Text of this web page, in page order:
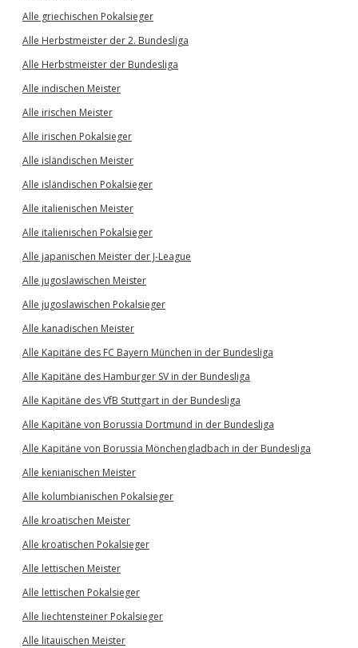
Alle griechischen Pokalsieger
Alle Herbstmeister der 2. Bundesliga
Alle Herbstmeister der Bundesliga
Alle indischen Meister
Alle irischen Meister
Alle irischen Pokalsieger
Alle isländischen Meister
Alle isländischen Pokalsieger
Alle italienischen Meister
Alle italienischen Pokalsieger
Alle japanischen Meister der J-League
Alle jugoslawischen Meister
Alle jugoslawischen Pokalsieger
Alle kanadischen Meister
Alle Kapitäne des FC Bayern München in der Bundesliga
Alle Kapitäne des Hamburger SV in der Bundesliga
Alle Kapitäne des VfB Stuttgart in der Bundesliga
Alle Kapitäne von Borussia Dortmund in der Bundesliga
Alle Kapitäne von Borussia Mönchengladbach in der Bundesliga
Alle kenianischen Meister
Alle kolumbianischen Pokalsieger
Alle kroatischen Meister
Alle kroatischen Pokalsieger
Alle lettischen Meister
Alle lettischen Pokalsieger
Alle liechtensteiner Pokalsieger
Alle litauischen Meister